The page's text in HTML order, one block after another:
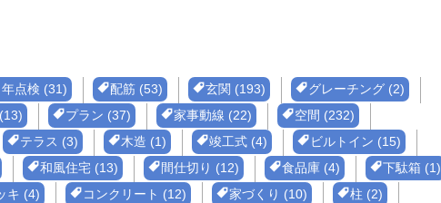
年点検 (31) 配筋 (53) 玄関 (193)
グレーチング (2)
プラン (37) 家事動線 (22)
空間 (232)
テラス (3) 木造 (1) 竣工式 (4)
ビルトイン (15)
和風住宅 (13) 間仕切り (12) 食品庫 (4)
下駄箱 (1)
キ (4) コンクリート (12) 家づくり (10)
柱 (2)